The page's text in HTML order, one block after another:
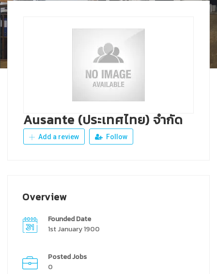
Ausante (ประเทศไทย) จำกัด
Add a review Follow
Overview
Founded Date
1st January 1900
Posted Jobs
0